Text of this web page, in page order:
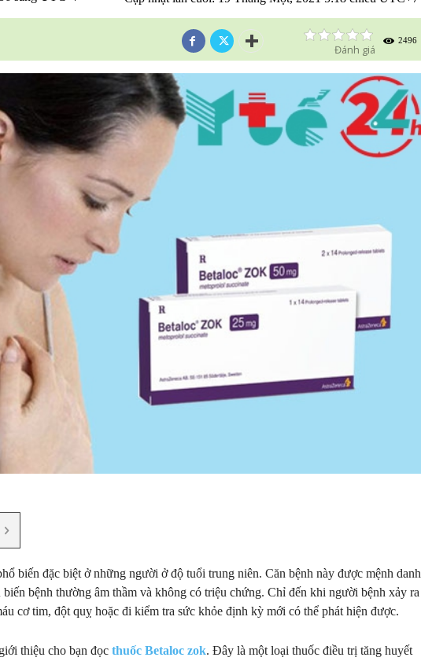
2496
Đánh giá
biến đặc biệt ở những người ở độ tuổi trung niên. Căn bệnh này được mệnh danh
bệnh thường âm thầm và không có triệu chứng. Chỉ đến khi người bệnh xảy ra
cơ tim, đột quỵ hoặc đi kiểm tra sức khỏe định kỳ mới có thể phát hiện được.
thiệu cho bạn đọc thuốc Betaloc zok. Đây là một loại thuốc điều trị tăng huyết